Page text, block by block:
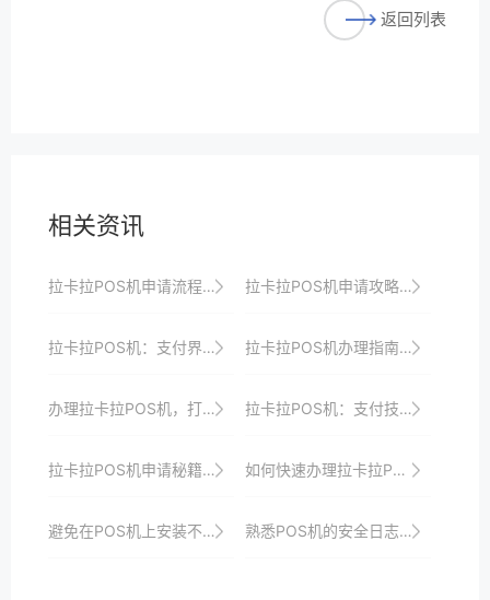
返回列表
相关资讯
拉卡拉POS机申请流程：从注册到激活的完整教程 拉卡拉POS机申请攻略：如何提升申请成功率
拉卡拉POS机：支付界的“智慧大师” 拉卡拉POS机办理指南：从零开始轻松掌握收银新技能并打造智能化收银新时代以满足商家多样化需求并引领行业发展方向
办理拉卡拉POS机，打造智能收银新时代，引领支付潮流 拉卡拉POS机：支付技术的新飞跃
拉卡拉POS机申请秘籍：如何顺利通过审核 如何快速办理拉卡拉POS机？步骤详解
避免在POS机上安装不必要的软件，以防资源占用。 熟悉POS机的安全日志记录功能，以便追踪异常行为。